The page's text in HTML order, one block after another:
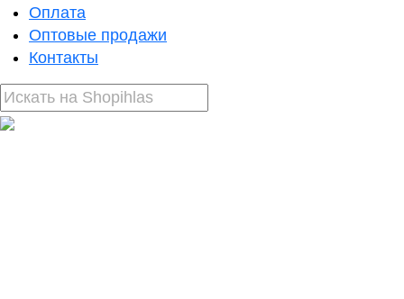
Оплата
Оптовые продажи
Контакты